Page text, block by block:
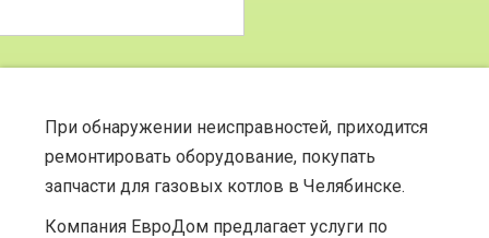
При обнаружении неисправностей, приходится
ремонтировать оборудование, покупать
запчасти для газовых котлов в Челябинске.
Компания ЕвроДом предлагает услуги по